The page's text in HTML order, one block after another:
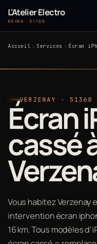
L'Atelier Electro
REIMS · 51100
Accueil Services Écran
VERZENAY · 51360
Écran
cassé
Vous habitez Verzenay
intervention écran
16 km. Tous modèles